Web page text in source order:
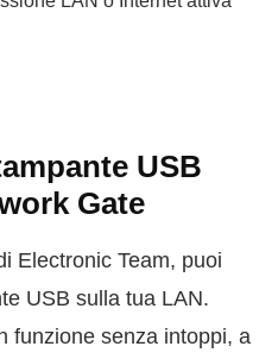
USB
Gate
Electronic Team, puoi
USB sulla tua LAN.
funzione senza intoppi, a